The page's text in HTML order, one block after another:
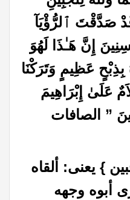
قَدْ صَدَّقْتَ ٱلرُّؤْيَآ
إِنَّ هَـٰذَا لَهُوَ
بِذِبْحٍ عَظِيمٍ وَتَرَكْنَا
عَلَىٰ إِبْرَاهِيمَ
” الصافات
} يعنى: ألقاه
أبوه وجهه